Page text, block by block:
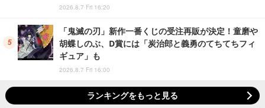
2026.8.7 Fri 16:20
「鬼滅の刃」新作一番くじの受注再販が決定！童磨や
胡蝶しのぶ、D賞には「炭治郎と義勇のてちてちフィ
ギュア」も
2026.8.7 Fri 16:00
ランキングをもっと見る